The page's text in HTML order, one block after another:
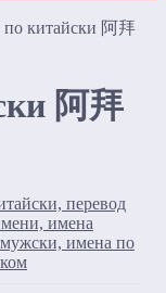
китайски 阿拜
阿拜
перевод
имена
имена по